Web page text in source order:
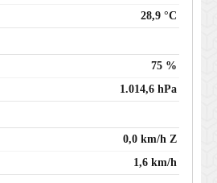
28,9 °C
75 %
1.014,6 hPa
0,0 km/h Z
1,6 km/h